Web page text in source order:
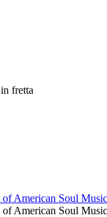
fretta
of American Soul Music
of American Soul